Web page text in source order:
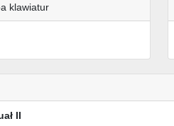
klawiatur
II